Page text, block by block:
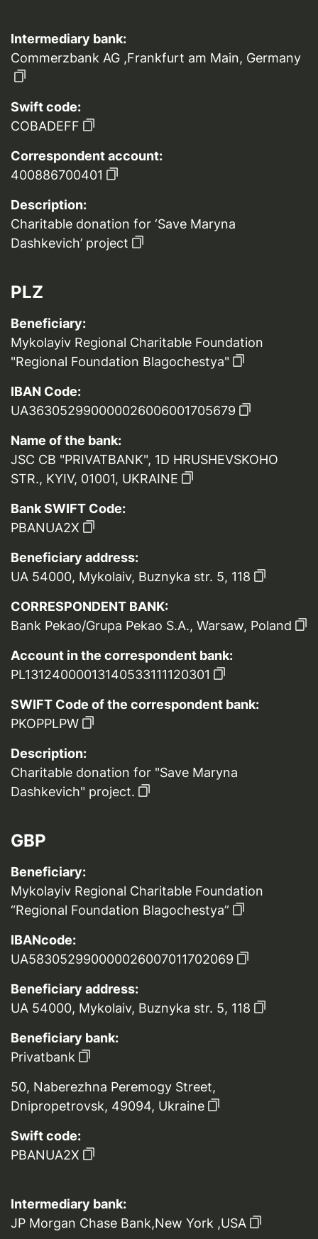
Intermediary bank:
Commerzbank AG ,Frankfurt am Main, Germany
Swift code:
COBADEFF
Correspondent account:
400886700401
Description:
Charitable donation for ‘Save Maryna
Dashkevich’ project
PLZ
Beneficiary:
Mykolayiv Regional Charitable Foundation
"Regional Foundation Blagochestya"
IBAN Code:
UA363052990000026006001705679
Name of the bank:
JSC CB "PRIVATBANK", 1D HRUSHEVSKOHO
STR., KYIV, 01001, UKRAINE
Bank SWIFT Code:
PBANUA2X
Beneficiary address:
UA 54000, Mykolaiv, Buznyka str. 5, 118
CORRESPONDENT BANK:
Bank Pekao/Grupa Pekao S.A., Warsaw, Poland
Account in the correspondent bank:
PL13124000013140533111120301
SWIFT Code of the correspondent bank:
PKOPPLPW
Description:
Charitable donation for "Save Maryna
Dashkevich" project.
GBP
Beneficiary:
Mykolayiv Regional Charitable Foundation
“Regional Foundation Blagochestya”
IBANcode:
UA583052990000026007011702069
Beneficiary address:
UA 54000, Mykolaiv, Buznyka str. 5, 118
Beneficiary bank:
Privatbank
50, Naberezhna Peremogy Street,
Dnipropetrovsk, 49094, Ukraine
Swift code:
PBANUA2X
Intermediary bank:
JP Morgan Chase Bank,New York ,USA